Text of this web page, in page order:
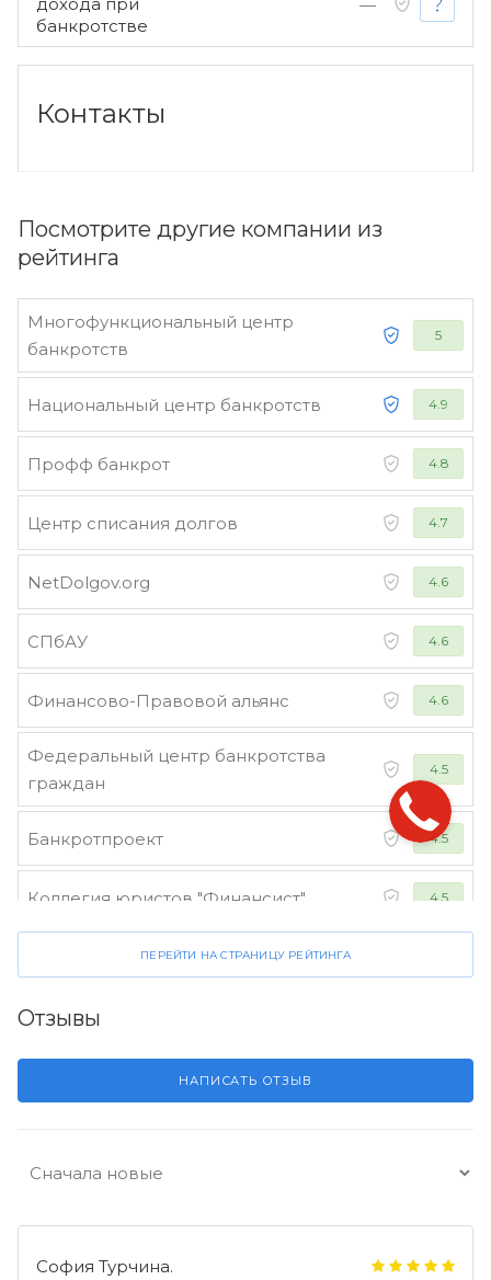
Посмотрите другие компании из
рейтинга
Многофункциональный центр
банкротств
5
Национальный центр банкротств 4.9
Профф банкрот 4.8
Центр списания долгов 4.7
NetDolgov.org 4.6
СПбАУ 4.6
Финансово-Правовой альянс 4.6
Федеральный центр банкротства
граждан
4.5
Банкротпроект 4.5
Коллегия юристов "Финансист" 4.5
ПЕРЕЙТИ НА СТРАНИЦУ РЕЙТИНГА
Отзывы
НАПИСАТЬ ОТЗЫВ
София Турчина.
банкротстве
—
Контакты